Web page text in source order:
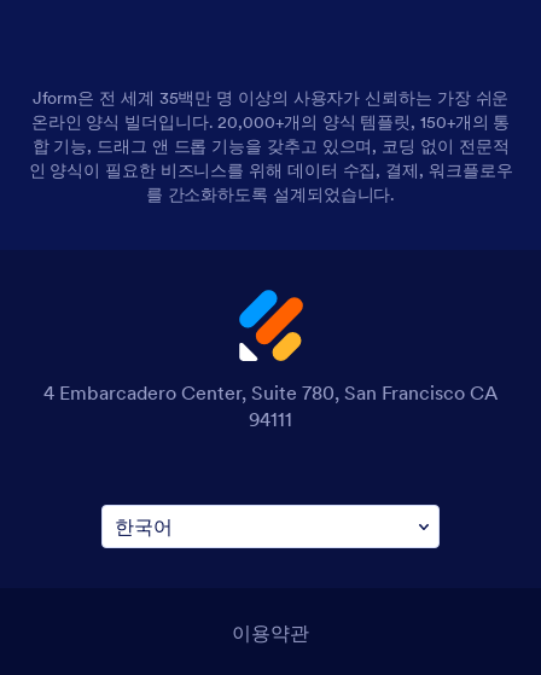
Jform은 전 세계 35백만 명 이상의 사용자가 신뢰하는 가장 쉬운
온라인 양식 빌더입니다. 20,000+개의 양식 템플릿, 150+개의 통
합 기능, 드래그 앤 드롭 기능을 갖추고 있으며, 코딩 없이 전문적
인 양식이 필요한 비즈니스를 위해 데이터 수집, 결제, 워크플로우
를 간소화하도록 설계되었습니다.
4 Embarcadero Center, Suite 780, San Francisco CA
94111
이용약관